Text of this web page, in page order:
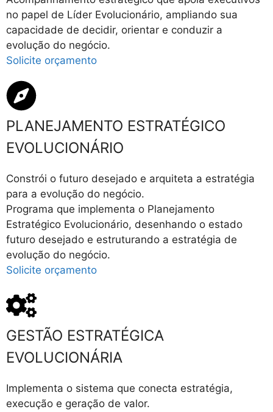
no papel de Líder Evolucionário, ampliando sua
capacidade de decidir, orientar e conduzir a
evolução do negócio.
Solicite orçamento
PLANEJAMENTO ESTRATÉGICO
EVOLUCIONÁRIO
Constrói o futuro desejado e arquiteta a estratégia
para a evolução do negócio.
Programa que implementa o Planejamento
Estratégico Evolucionário, desenhando o estado
futuro desejado e estruturando a estratégia de
evolução do negócio.
Solicite orçamento
GESTÃO ESTRATÉGICA
EVOLUCIONÁRIA
Implementa o sistema que conecta estratégia,
execução e geração de valor.